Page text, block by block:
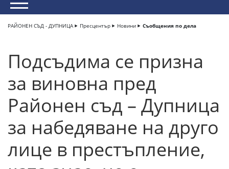
РАЙОНЕН СЪД - ДУПНИЦА Пресцентър Новини Съобщения по дела
Подсъдима се призна
за виновна пред
Районен съд – Дупница
за набедяване на друго
лице в престъпление,